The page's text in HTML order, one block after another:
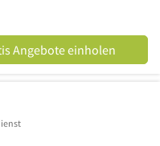
Angebote einholen